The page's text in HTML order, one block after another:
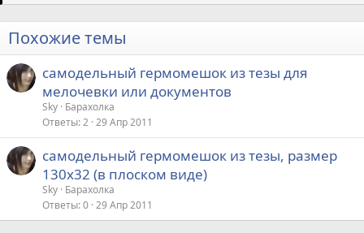
Похожие темы
самодельный гермомешок из тезы для
мелочевки или документов
Sky Барахолка
Ответы 2 29 Апр 2011
самодельный гермомешок из тезы, размер
130х32 (в плоском виде)
Sky Барахолка
Ответы 0 29 Апр 2011